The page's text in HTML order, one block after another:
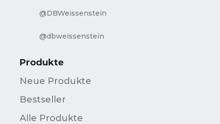
@DBWeissenstein
@dbweissenstein
Produkte
Neue Produkte
Bestseller
Alle Produkte